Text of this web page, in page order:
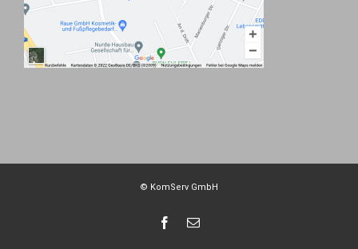
© KomServ GmbH
Facebook
E-